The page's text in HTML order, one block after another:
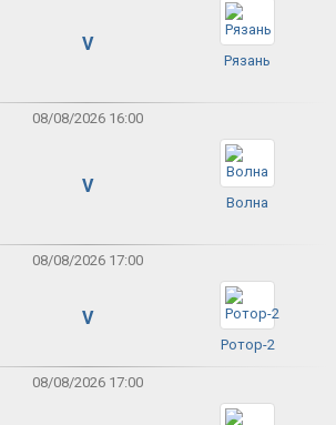
V
Рязань
08/08/2026 16:00
V
Волна
08/08/2026 17:00
V
Ротор-2
08/08/2026 17:00